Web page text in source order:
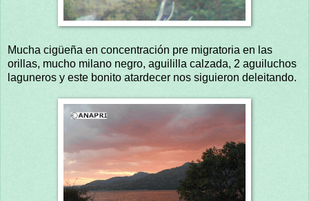
Mucha cigüeña en concentración pre migratoria en las
orillas, mucho milano negro, aguililla calzada, 2 aguiluchos
laguneros y este bonito atardecer nos siguieron deleitando.